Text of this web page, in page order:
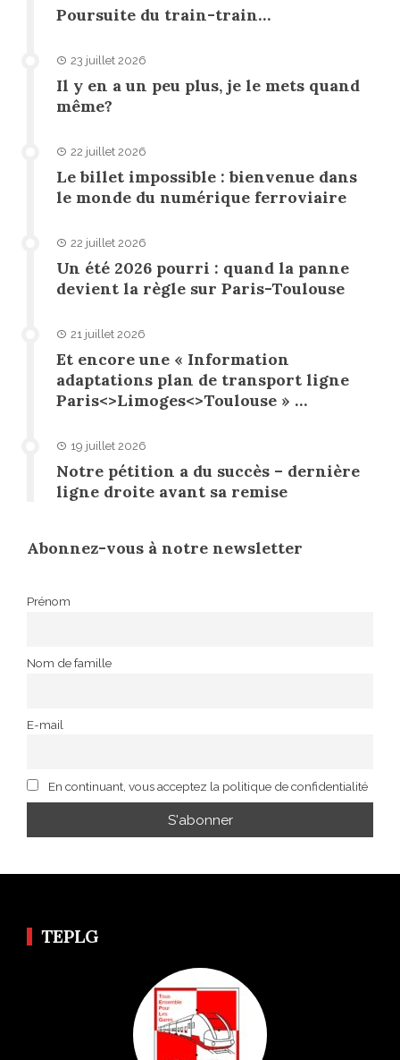
Poursuite du train-train…
23 juillet 2026
Il y en a un peu plus, je le mets quand
même?
22 juillet 2026
Le billet impossible : bienvenue dans
le monde du numérique ferroviaire
22 juillet 2026
Un été 2026 pourri : quand la panne
devient la règle sur Paris-Toulouse
21 juillet 2026
Et encore une « Information
adaptations plan de transport ligne
Paris<>Limoges<>Toulouse » …
19 juillet 2026
Notre pétition a du succès – dernière
ligne droite avant sa remise
Abonnez-vous à notre newsletter
Prénom
Nom de famille
E-mail
En continuant, vous acceptez la politique de confidentialité
TEPLG